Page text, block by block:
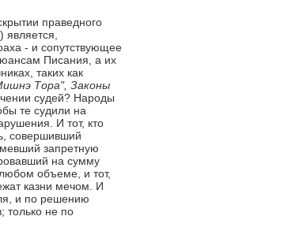
праведного
- и сопутствующее
Писания, а их
таких как
Тора", Законы
судей? Народы
те судили на
И тот, кто
совершивший
запретную
на сумму
объеме, и тот,
казни мечом. И
и по решению
только не по